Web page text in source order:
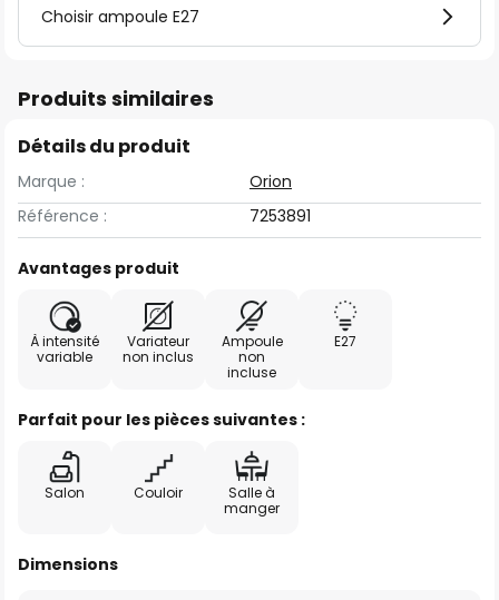
Choisir ampoule E27
Produits similaires
Détails du produit
Marque :
Orion
Référence :
7253891
Avantages produit
À intensité
variable
Variateur
non inclus
Ampoule
non
incluse
E27
Parfait pour les pièces suivantes :
Salon Couloir
Salle à
manger
Dimensions